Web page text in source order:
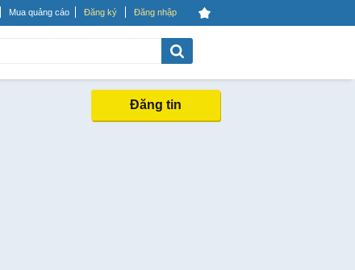
Mua quảng cáo Đăng ký Đăng nhập
Đăng tin